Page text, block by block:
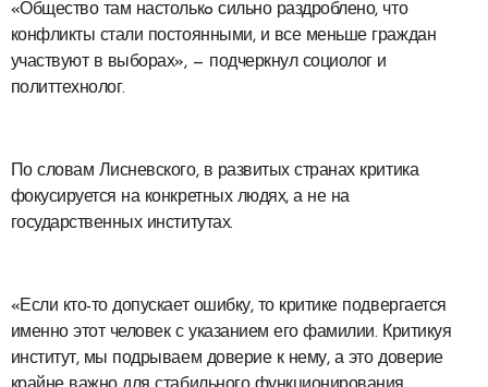
«Общество там настолькo сильно раздроблено, что
конфликты стали постоянными, и все меньше граждан
участвуют в выборах», — подчеркнул социолог и
политтехнолог.
По словам Лисневского, в развитых странах критика
фокусируется на конкретных людях, а не на
государственных институтах.
«Если кто-то допускает ошибку, то критике подвергается
именно этот человек с указанием его фамилии. Критикуя
институт, мы подрываем доверие к нему, а это доверие